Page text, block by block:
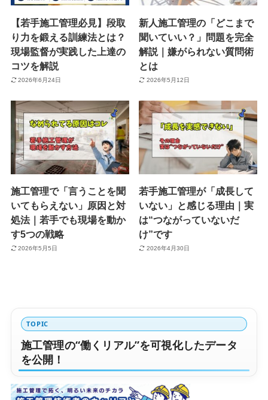
【若手施工管理必見】段取
り力を鍛える訓練法とは？
現場監督が実践した上達の
コツを解説
2026年6月24日
新人施工管理の「どこまで
聞いていい？」問題を完全
解説｜嫌がられない質問術
とは
2026年5月12日
施工管理で「言うことを聞
いてもらえない」原因と対
処法｜若手でも現場を動か
す5つの戦略
2026年5月5日
若手施工管理が「成長して
いない」と感じる理由｜実
は“つながっていないだ
け”です
2026年4月30日
TOPIC
施工管理の“働くリアル”を可視化したデータ
を公開！